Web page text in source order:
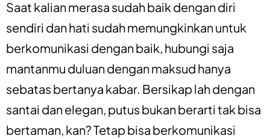
Saat kalian merasa sudah baik dengan diri
sendiri dan hati sudah memungkinkan untuk
berkomunikasi dengan baik, hubungi saja
mantanmu duluan dengan maksud hanya
sebatas bertanya kabar. Bersikap lah dengan
santai dan elegan, putus bukan berarti tak bisa
bertaman, kan? Tetap bisa berkomunikasi